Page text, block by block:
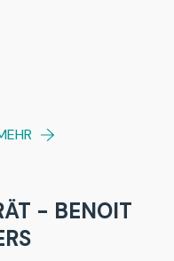
- BENOIT